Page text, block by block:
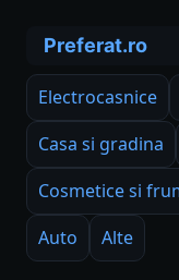
Electrocasnice
Casa si gradina
Cosmetice si
Auto
Alte